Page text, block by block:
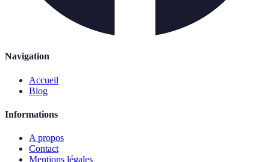
Navigation
Accueil
Blog
Informations
A propos
Contact
Mentions légales